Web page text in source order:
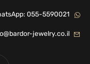
055-5590021
jewelry.co.il